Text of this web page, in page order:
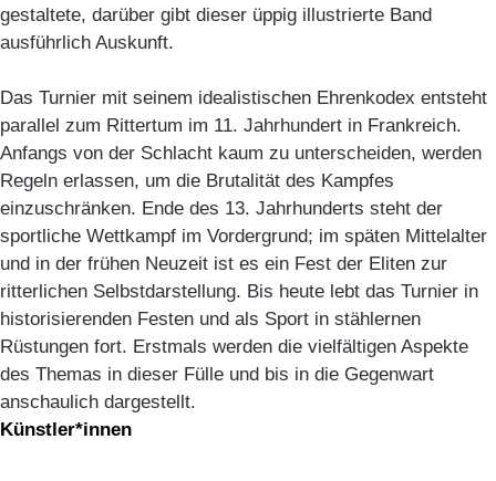
gestaltete, darüber gibt dieser üppig illustrierte Band
ausführlich Auskunft.
Das Turnier mit seinem idealistischen Ehrenkodex entsteht
parallel zum Rittertum im 11. Jahrhundert in Frankreich.
Anfangs von der Schlacht kaum zu unterscheiden, werden
Regeln erlassen, um die Brutalität des Kampfes
einzuschränken. Ende des 13. Jahrhunderts steht der
sportliche Wettkampf im Vordergrund; im späten Mittelalter
und in der frühen Neuzeit ist es ein Fest der Eliten zur
ritterlichen Selbstdarstellung. Bis heute lebt das Turnier in
historisierenden Festen und als Sport in stählernen
Rüstungen fort. Erstmals werden die vielfältigen Aspekte
des Themas in dieser Fülle und bis in die Gegenwart
anschaulich dargestellt.
Künstler*innen